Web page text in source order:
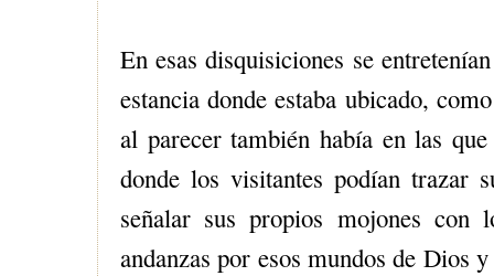
En esas disquisiciones se
estancia donde estaba ubicado,
al parecer también había en las
donde los visitantes podían trazar
señalar sus propios mojones con
andanzas por esos mundos de Dios